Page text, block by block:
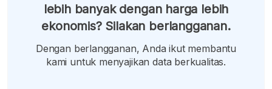
lebih banyak dengan harga lebih
ekonomis? Silakan berlangganan.
Dengan berlangganan, Anda ikut membantu
kami untuk menyajikan data berkualitas.